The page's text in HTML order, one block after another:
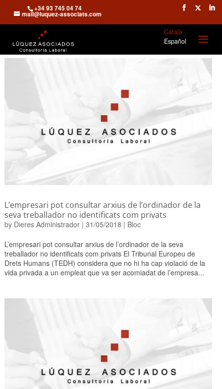
+34 93 745 04 74
mail@luquez-associats.com
Català
Español
L’empresari pot consultar arxius de l’ordinador de la
seva treballador no identificats com privats
by Dieres Administrador| 31/05/2018 | Bloc
L’empresari pot consultar arxius de l’ordinador de la seva
treballador no identificats com privats El Tribunal Europeu de
Drets Humans (TEDH) considera que no hi ha cap violació de la
vida privada a un empleat que va ser acomiadat de l’empresa...